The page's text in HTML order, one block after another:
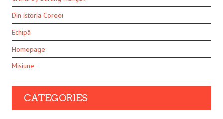
Din istoria Coreei
Echipă
Homepage
Misiune
CATEGORIES